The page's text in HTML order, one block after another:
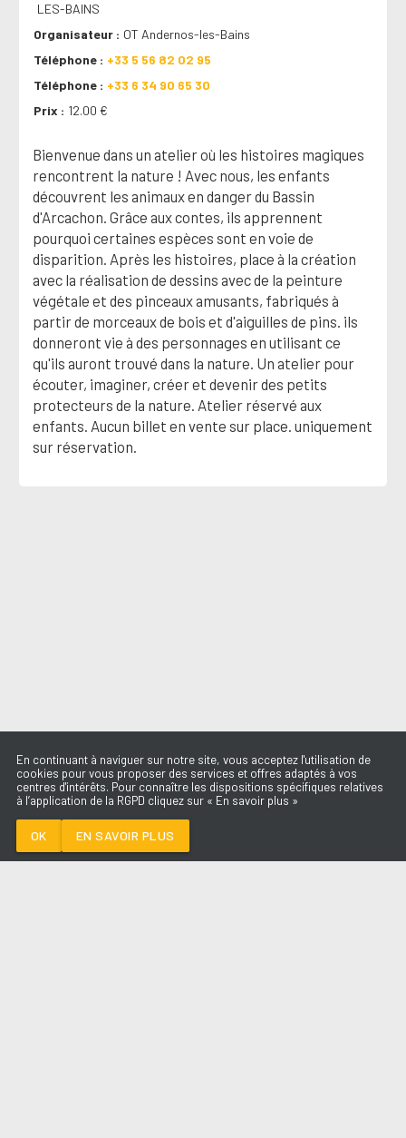
LES-BAINS
Organisateur
OT Andernos-les-Bains
Téléphone
+33 5 56 82 02 95
Téléphone
+33 6 34 90 65 30
Prix
12.00 €
Bienvenue dans un atelier où les histoires magiques
rencontrent la nature ! Avec nous, les enfants
découvrent les animaux en danger du Bassin
d'Arcachon. Grâce aux contes, ils apprennent
pourquoi certaines espèces sont en voie de
disparition. Après les histoires, place à la création
avec la réalisation de dessins avec de la peinture
végétale et des pinceaux amusants, fabriqués à
partir de morceaux de bois et d'aiguilles de pins. ils
donneront vie à des personnages en utilisant ce
qu'ils auront trouvé dans la nature. Un atelier pour
écouter, imaginer, créer et devenir des petits
protecteurs de la nature. Atelier réservé aux
enfants. Aucun billet en vente sur place. uniquement
sur réservation.
En continuant à naviguer sur notre site, vous acceptez l'utilisation de
cookies pour vous proposer des services et offres adaptés à vos
centres d'intérêts. Pour connaître les dispositions spécifiques relatives
à l’application de la RGPD cliquez sur « En savoir plus »
OK EN SAVOIR PLUS